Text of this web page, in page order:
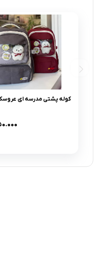
کوله پشتی مدرسه ای